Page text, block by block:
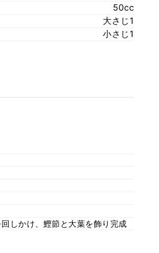
50cc
大さじ1
小さじ1
しかけ、鰹節と大葉を飾り完成